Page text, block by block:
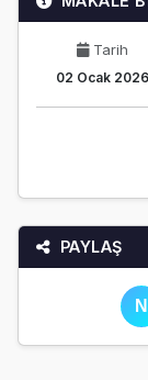
Tarih
02 Ocak 2026
PAYLAŞ
N